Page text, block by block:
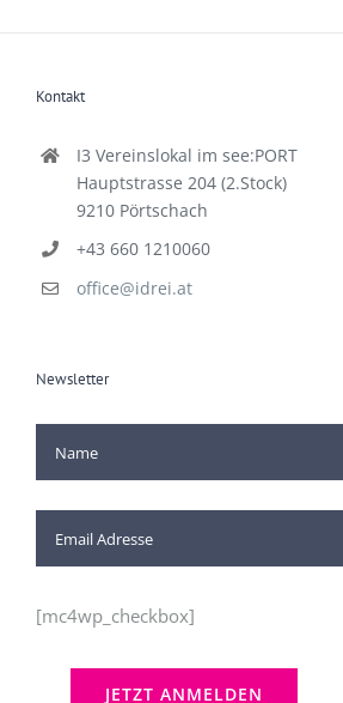
Kontakt
I3 Vereinslokal im see:PORT
Hauptstrasse 204 (2.Stock)
9210 Pörtschach
+43 660 1210060
office@idrei.at
Newsletter
[mc4wp_checkbox]